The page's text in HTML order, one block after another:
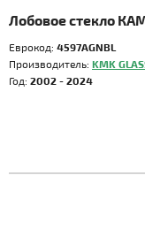
Лобовое стекло
Еврокод: 4597AGNBL
Производитель: KMK
Год: 2002 - 2024